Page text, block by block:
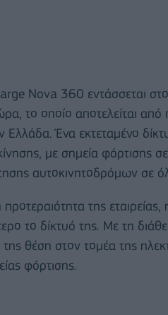
Nova 360 εντάσσεται στο
το οποίο αποτελείται
Ελλάδα. Ένα εκτεταμένο
με σημεία φόρτισης
αυτοκινητοδρόμων σε
της εταιρείας,
το δίκτυό της. Με τη
της θέση στον τομέα της
φόρτισης.